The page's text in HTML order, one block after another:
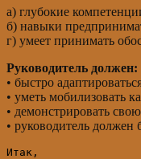
а) глубокие
б) навыки
г) умеет принимать
Руководитель должен:
• быстро
• уметь мобилизовать
• демонстрировать
• руководитель должен
Итак,